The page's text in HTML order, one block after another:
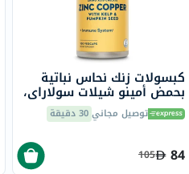
كبسولات زنك نحاس نباتية
بحمض أمينو شيلات سولاراي،
100 كبسولة توصيل مجاني30 دقيقة
84
105